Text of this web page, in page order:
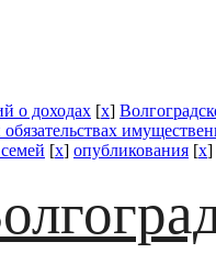
о доходах [x]
[x] опубликования [x]